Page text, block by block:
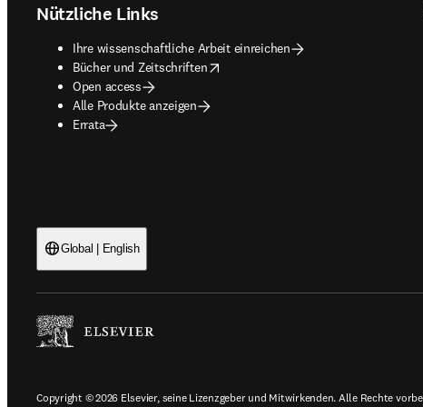
Nützliche Links
Ihre wissenschaftliche Arbeit einreichen
Bücher und Zeitschriften
opens in new tab/window
Open access
Alle Produkte anzeigen
Errata
Global | English
Copyright © 2026 Elsevier, seine Lizenzgeber und Mitwirkenden. Alle Rechte